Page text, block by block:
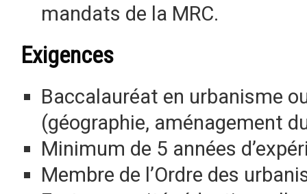
mandats de la MRC.
Exigences
Baccalauréat en urbanisme
(géographie, aménagement
Minimum de 5 années
Membre de l’Ordre des